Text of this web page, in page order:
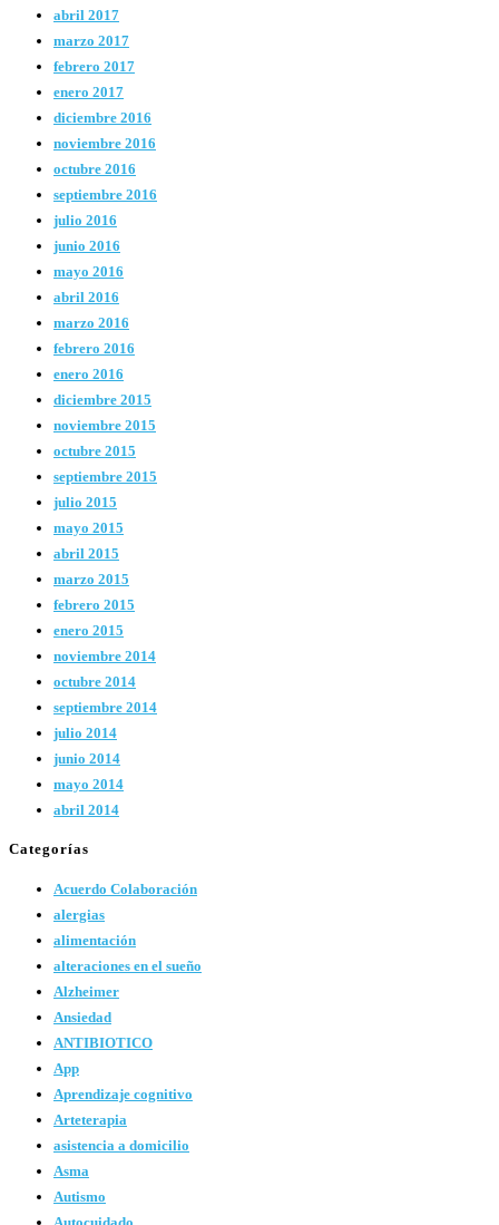
abril 2017
marzo 2017
febrero 2017
enero 2017
diciembre 2016
noviembre 2016
octubre 2016
septiembre 2016
julio 2016
junio 2016
mayo 2016
abril 2016
marzo 2016
febrero 2016
enero 2016
diciembre 2015
noviembre 2015
octubre 2015
septiembre 2015
julio 2015
mayo 2015
abril 2015
marzo 2015
febrero 2015
enero 2015
noviembre 2014
octubre 2014
septiembre 2014
julio 2014
junio 2014
mayo 2014
abril 2014
Categorías
Acuerdo Colaboración
alergias
alimentación
alteraciones en el sueño
Alzheimer
Ansiedad
ANTIBIOTICO
App
Aprendizaje cognitivo
Arteterapia
asistencia a domicilio
Asma
Autismo